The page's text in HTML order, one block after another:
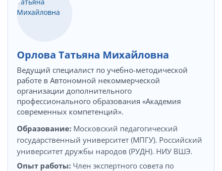
Орлова Татьяна Михайловна
Ведущий специалист по учебно-методической
работе в Автономной некоммерческой
организации дополнительного
профессионального образования «Академия
современных компетенций».
Образование: Московский педагогический
государственный университет (МПГУ). Российский
университет дружбы народов (РУДН). НИУ ВШЭ.
Опыт работы: Член экспертного совета по